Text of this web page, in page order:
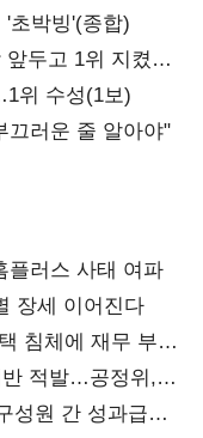
초박빙'(종합)
두고 1위 지켰다
위 수성(1보)
러운 줄 알아야"
러스 사태 여파
장세 이어진다
침체에 재무 부담
반 적발…공정위,
성원 간 성과급